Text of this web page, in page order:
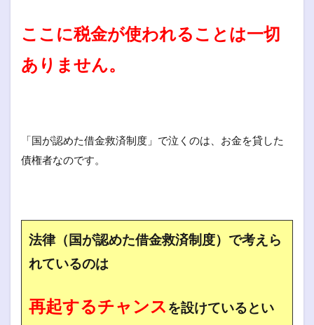
ここに税金が使われることは一切
ありません。
「国が認めた借金救済制度」で泣くのは、お金を貸した
債権者なのです。
法律（国が認めた借金救済制度）で考えら
れているのは
再起するチャンス を設けているとい